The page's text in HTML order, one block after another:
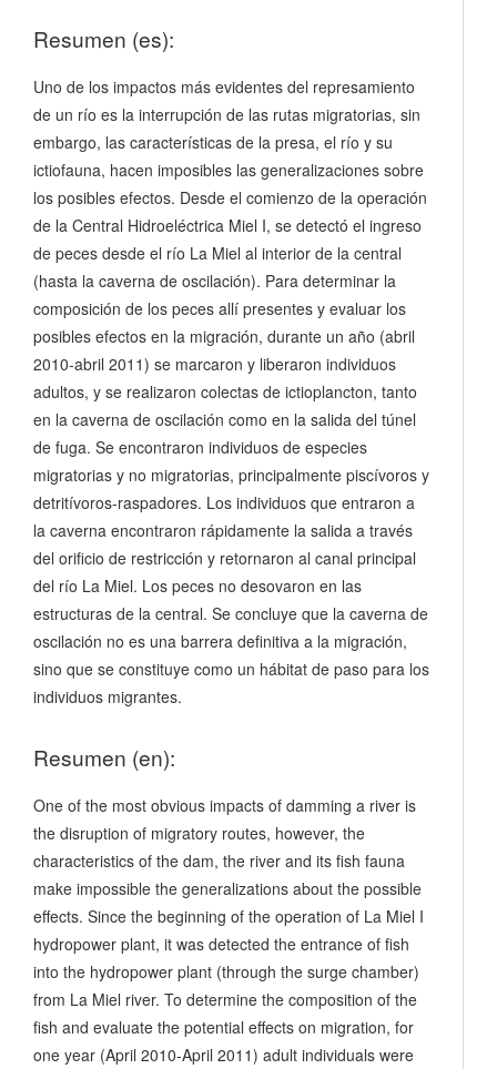
Resumen (es):
Uno de los impactos más evidentes del represamiento
de un río es la interrupción de las rutas migratorias, sin
embargo, las características de la presa, el río y su
ictiofauna, hacen imposibles las generalizaciones sobre
los posibles efectos. Desde el comienzo de la operación
de la Central Hidroeléctrica Miel I, se detectó el ingreso
de peces desde el río La Miel al interior de la central
(hasta la caverna de oscilación). Para determinar la
composición de los peces allí presentes y evaluar los
posibles efectos en la migración, durante un año (abril
2010-abril 2011) se marcaron y liberaron individuos
adultos, y se realizaron colectas de ictioplancton, tanto
en la caverna de oscilación como en la salida del túnel
de fuga. Se encontraron individuos de especies
migratorias y no migratorias, principalmente piscívoros y
detritívoros-raspadores. Los individuos que entraron a
la caverna encontraron rápidamente la salida a través
del orificio de restricción y retornaron al canal principal
del río La Miel. Los peces no desovaron en las
estructuras de la central. Se concluye que la caverna de
oscilación no es una barrera definitiva a la migración,
sino que se constituye como un hábitat de paso para los
individuos migrantes.
Resumen (en):
One of the most obvious impacts of damming a river is
the disruption of migratory routes, however, the
characteristics of the dam, the river and its fish fauna
make impossible the generalizations about the possible
effects. Since the beginning of the operation of La Miel I
hydropower plant, it was detected the entrance of fish
into the hydropower plant (through the surge chamber)
from La Miel river. To determine the composition of the
fish and evaluate the potential effects on migration, for
one year (April 2010-April 2011) adult individuals were